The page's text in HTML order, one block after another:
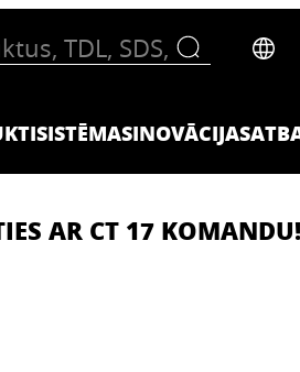
SISTĒMASINOVĀCIJAS
AR CT 17 KOMANDU!